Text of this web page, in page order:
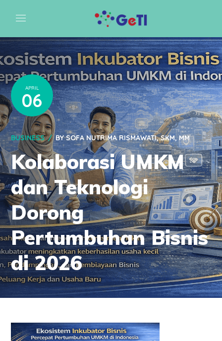
APRIL
06
BUSINESS BYSOFA NUTRIMA RISMAWATI, SKM, MM
Kolaborasi UMKM
dan Teknologi
Dorong
Pertumbuhan Bisnis
di 2026